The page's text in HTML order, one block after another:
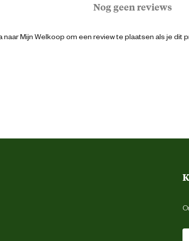
Logistiek
Nog geen reviews
naar Mijn Welkoop om een review te plaatsen als je dit